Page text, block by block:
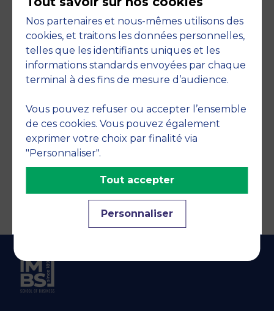
Engagements
Nos partenaires et nous-mêmes utilisons des
cookies, et traitons les données personnelles,
telles que les identifiants uniques et les
informations standards envoyées par chaque
terminal à des fins de mesure d’audience.
Vous pouvez refuser ou accepter l’ensemble
de ces cookies. Vous pouvez également
exprimer votre choix par finalité via
"Personnaliser".
Personnaliser
Tout accepter